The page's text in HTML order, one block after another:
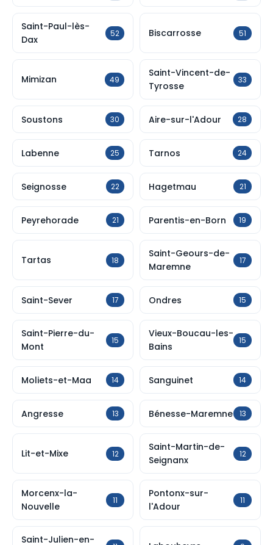
Saint-Paul-lès-
Dax
52 Biscarrosse 51
Mimizan 49
Saint-Vincent-de-
Tyrosse
33
Soustons 30 Aire-sur-l'Adour 28
Labenne 25 Tarnos 24
Seignosse 22 Hagetmau 21
Peyrehorade 21 Parentis-en-Born 19
Tartas 18
Saint-Geours-de-
Maremne
17
Saint-Sever 17 Ondres 15
Saint-Pierre-du-
Mont
15
Vieux-Boucau-les-
Bains
15
Moliets-et-Maa 14 Sanguinet 14
Angresse 13 Bénesse-Maremne 13
Lit-et-Mixe 12
Saint-Martin-de-
Seignanx
12
Morcenx-la-
Nouvelle
11
Pontonx-sur-
l'Adour
11
Saint-Julien-en-